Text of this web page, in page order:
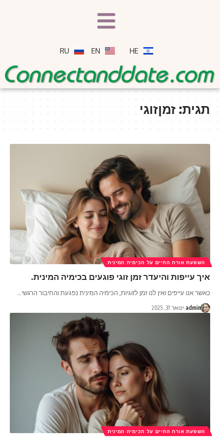
HE
EN
RU
תגית: זמןזוגי
השפעת אורח החיים על הכימיה המינית
איך עייפות והיעדר זמן זוגי פוגעים בכימיה המינית.
כאשר אנו עייפים ואין לנו זמן לזוגיות, הכימיה המינית נפגעת והחיבור הרגשי…
admin ינואר 31, 2025
השפעת אורח החיים על הכימיה המינית